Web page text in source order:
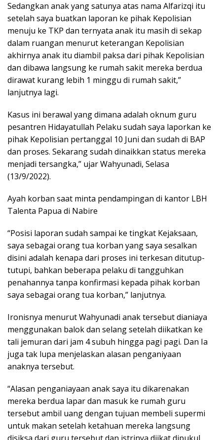
Sedangkan anak yang satunya atas nama Alfarizqi itu
setelah saya buatkan laporan ke pihak Kepolisian
menuju ke TKP dan ternyata anak itu masih di sekap
dalam ruangan menurut keterangan Kepolisian
akhirnya anak itu diambil paksa dari pihak Kepolisian
dan dibawa langsung ke rumah sakit mereka berdua
dirawat kurang lebih 1 minggu di rumah sakit,”
lanjutnya lagi.
Kasus ini berawal yang dimana adalah oknum guru
pesantren Hidayatullah Pelaku sudah saya laporkan ke
pihak Kepolisian pertanggal 10 Juni dan sudah di BAP
dan proses. Sekarang sudah dinaikkan status mereka
menjadi tersangka,” ujar Wahyunadi, Selasa
(13/9/2022).
Ayah korban saat minta pendampingan di kantor LBH
Talenta Papua di Nabire
“Posisi laporan sudah sampai ke tingkat Kejaksaan,
saya sebagai orang tua korban yang saya sesalkan
disini adalah kenapa dari proses ini terkesan ditutup-
tutupi, bahkan beberapa pelaku di tangguhkan
penahannya tanpa konfirmasi kepada pihak korban
saya sebagai orang tua korban,” lanjutnya.
Ironisnya menurut Wahyunadi anak tersebut dianiaya
menggunakan balok dan selang setelah diikatkan ke
tali jemuran dari jam 4 subuh hingga pagi pagi. Dan Ia
juga tak lupa menjelaskan alasan penganiyaan
anaknya tersebut.
“Alasan penganiayaan anak saya itu dikarenakan
mereka berdua lapar dan masuk ke rumah guru
tersebut ambil uang dengan tujuan membeli supermi
untuk makan setelah ketahuan mereka langsung